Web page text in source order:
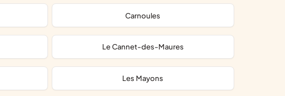
Carnoules
Le Cannet-des-Maures
Les Mayons